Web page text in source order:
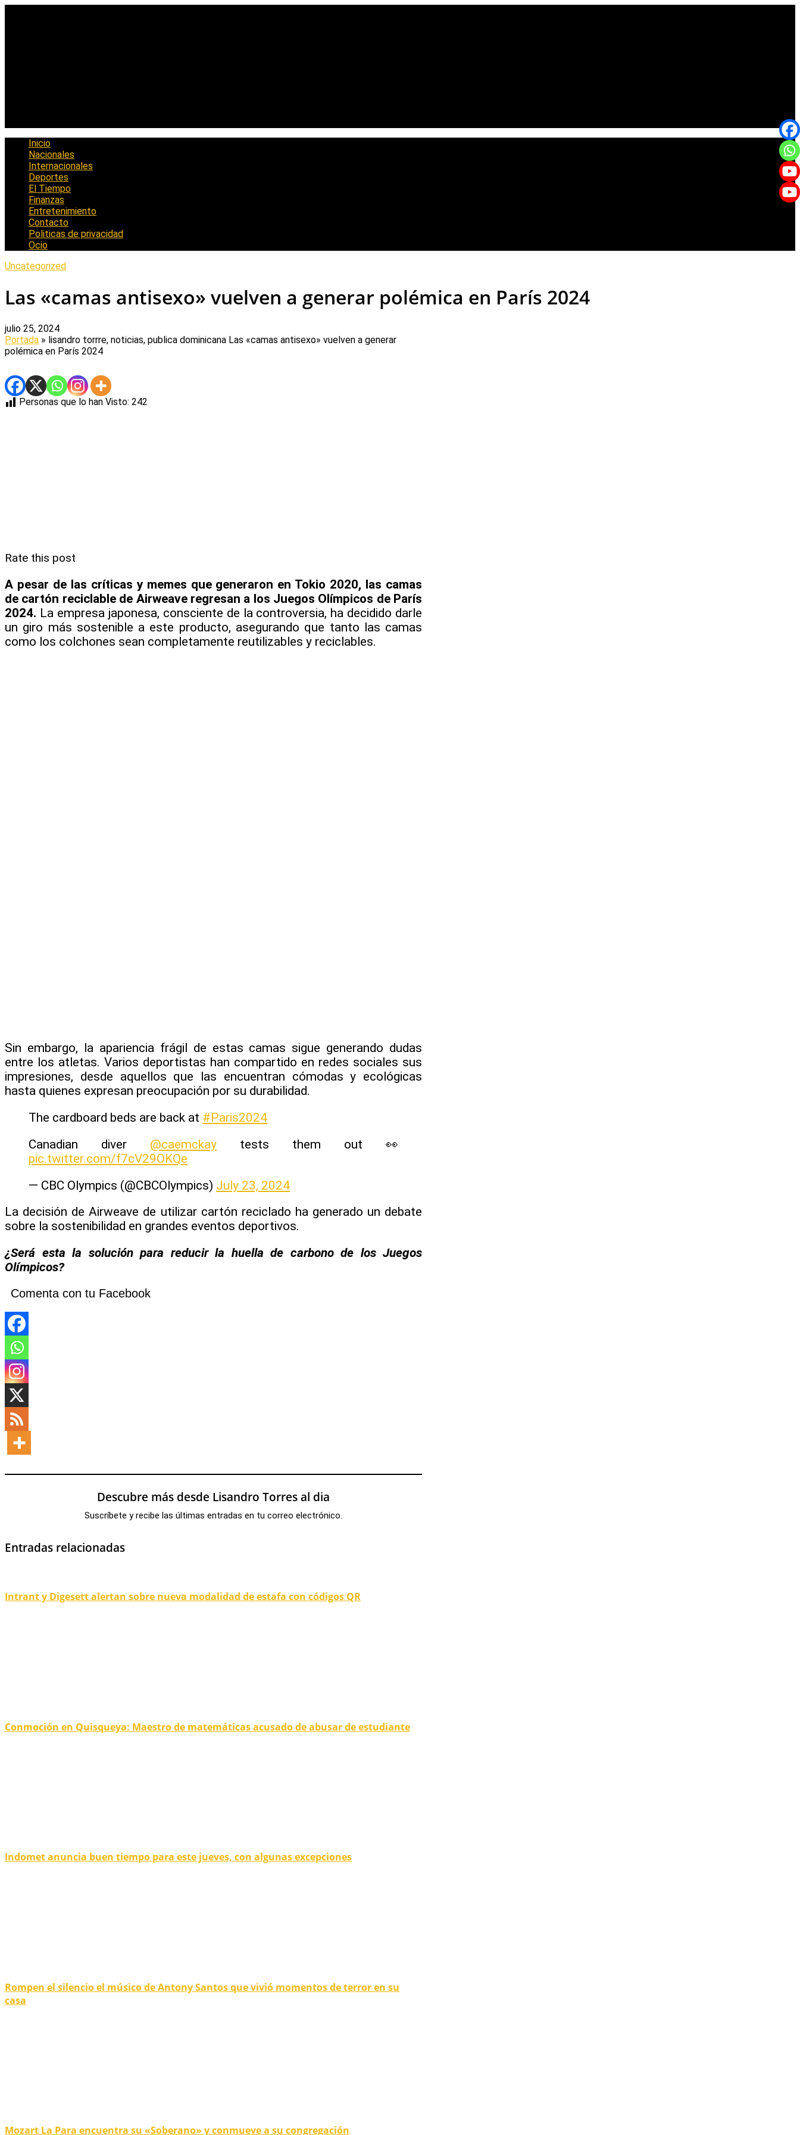
Inicio
Nacionales
Internacionales
Deportes
El Tiempo
Finanzas
Entretenimiento
Contacto
Politicas de privacidad
Ocio
Uncategorized
Las «camas antisexo» vuelven a generar polémica en París 2024
julio 25, 2024
Portada » lisandro torrre, noticias, publica dominicana Las «camas antisexo» vuelven a generar
polémica en París 2024
Personas que lo han Visto: 242
Rate this post
A pesar de las críticas y memes que generaron en Tokio 2020, las camas
de cartón reciclable de Airweave regresan a los Juegos Olímpicos de París
2024. La empresa japonesa, consciente de la controversia, ha decidido darle
un giro más sostenible a este producto, asegurando que tanto las camas
como los colchones sean completamente reutilizables y reciclables.
Sin embargo, la apariencia frágil de estas camas sigue generando dudas
entre los atletas. Varios deportistas han compartido en redes sociales sus
impresiones, desde aquellos que las encuentran cómodas y ecológicas
hasta quienes expresan preocupación por su durabilidad.
The cardboard beds are back at #Paris2024
Canadian diver @caemckay tests them out 👀
pic.twitter.com/f7cV29OKQe
— CBC Olympics (@CBCOlympics) July 23, 2024
La decisión de Airweave de utilizar cartón reciclado ha generado un debate
sobre la sostenibilidad en grandes eventos deportivos.
¿Será esta la solución para reducir la huella de carbono de los Juegos
Olímpicos?
Comenta con tu Facebook
Descubre más desde Lisandro Torres al dia
Suscríbete y recibe las últimas entradas en tu correo electrónico.
Entradas relacionadas
Intrant y Digesett alertan sobre nueva modalidad de estafa con códigos QR
Conmoción en Quisqueya: Maestro de matemáticas acusado de abusar de estudiante
Indomet anuncia buen tiempo para este jueves, con algunas excepciones
Rompen el silencio el músico de Antony Santos que vivió momentos de terror en su
casa
Mozart La Para encuentra su «Soberano» y conmueve a su congregación